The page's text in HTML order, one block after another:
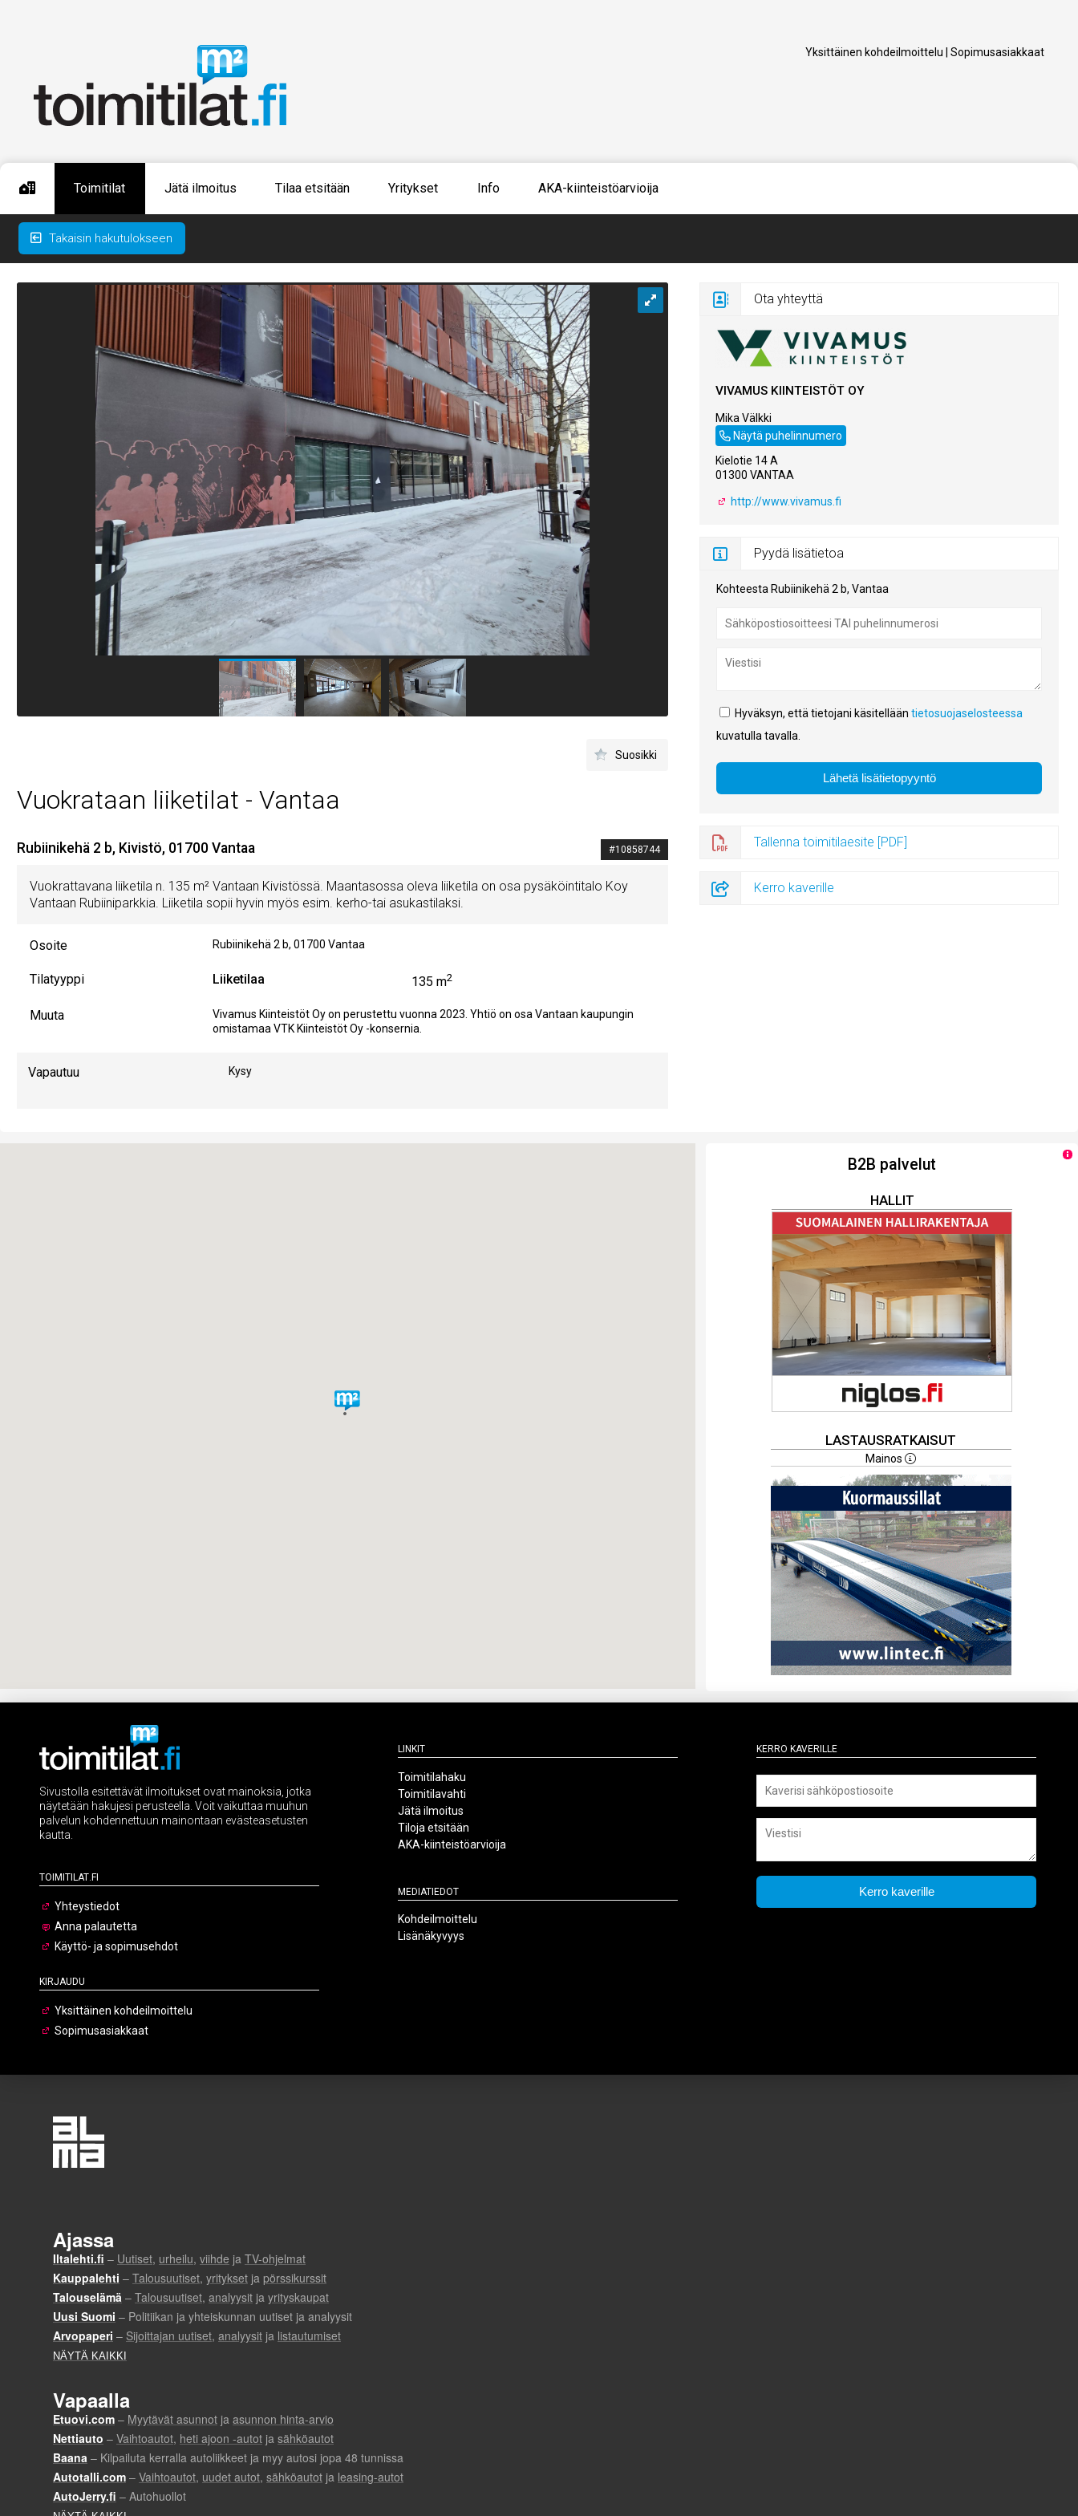
Yksittäinen kohdeilmoittelu Sopimusasiakkaat
Toimitilat Jätä ilmoitus Tilaa etsitään Yritykset Info AKA-kiinteistöarvioija
Takaisin hakutulokseen
Suosikki
Vuokrataan liiketilat - Vantaa
Rubiinikehä 2 b, Kivistö, 01700 Vantaa #10858744
Vuokrattavana liiketila n. 135 m² Vantaan Kivistössä. Maantasossa oleva liiketila on osa pysäköintitalo Koy
Vantaan Rubiiniparkkia. Liiketila sopii hyvin myös esim. kerho-tai asukastilaksi.
Osoite Rubiinikehä 2 b, 01700 Vantaa
Tilatyyppi Liiketilaa 135 m2
Muuta
Vivamus Kiinteistöt Oy on perustettu vuonna 2023. Yhtiö on osa Vantaan kaupungin
omistamaa VTK Kiinteistöt Oy -konsernia.
Vapautuu Kysy
Ota yhteyttä
VIVAMUS KIINTEISTÖT OY
Mika Välkki
Näytä puhelinnumero
050 368 8145
Kielotie 14 A
01300 VANTAA
http://www.vivamus.fi
Pyydä lisätietoa
Kohteesta Rubiinikehä 2 b, Vantaa
Hyväksyn, että tietojani käsitellääntietosuojaselosteessa
kuvatulla tavalla.
Tallenna toimitilaesite [PDF]
Kerro kaverille
B2B palvelut
HALLIT
LASTAUSRATKAISUT
Mainos
Sivustolla esitettävät ilmoitukset ovat mainoksia, jotka
näytetään hakujesi perusteella. Voit vaikuttaa muuhun
palvelun kohdennettuun mainontaan evästeasetusten
kautta.
Toimitilat.fi
Yhteystiedot
Anna palautetta
Käyttö- ja sopimusehdot
Kirjaudu
Yksittäinen kohdeilmoittelu
Sopimusasiakkaat
Linkit
Toimitilahaku
Toimitilavahti
Jätä ilmoitus
Tiloja etsitään
AKA-kiinteistöarvioija
Mediatiedot
Kohdeilmoittelu
Lisänäkyvyys
Kerro kaverille